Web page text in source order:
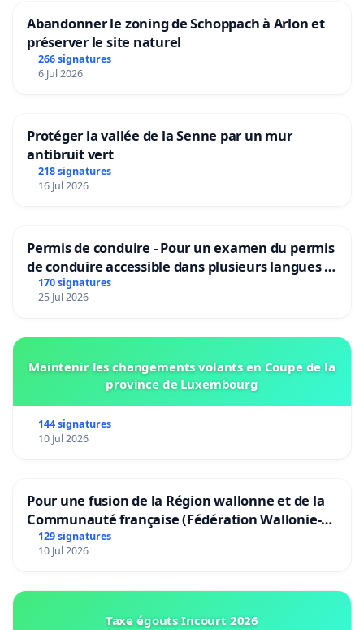
Abandonner le zoning de Schoppach à Arlon et
préserver le site naturel
266 signatures
6 Jul 2026
Protéger la vallée de la Senne par un mur
antibruit vert
218 signatures
16 Jul 2026
Permis de conduire - Pour un examen du permis
de conduire accessible dans plusieurs langues à
Bruxelles
170 signatures
25 Jul 2026
Maintenir les changements volants en Coupe de la
province de Luxembourg
144 signatures
10 Jul 2026
Pour une fusion de la Région wallonne et de la
Communauté française (Fédération Wallonie-
Bruxelles)
129 signatures
10 Jul 2026
Taxe égouts Incourt 2026